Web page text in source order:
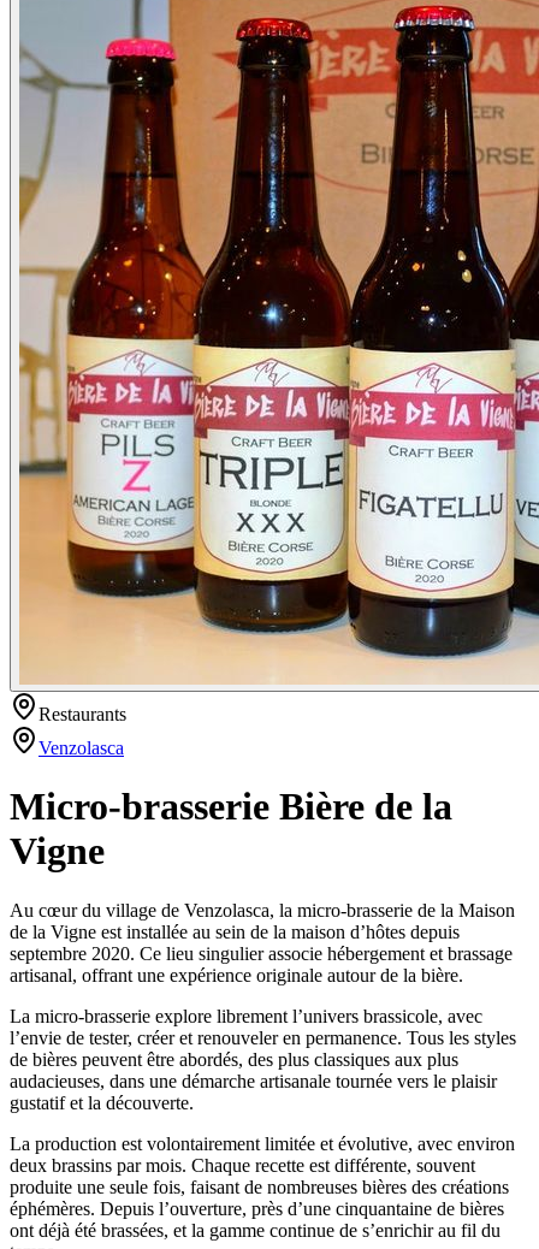
Restaurants
Venzolasca
Micro-brasserie Bière de la
Vigne
Au cœur du village de Venzolasca, la micro-brasserie de la Maison
de la Vigne est installée au sein de la maison d’hôtes depuis
septembre 2020. Ce lieu singulier associe hébergement et brassage
artisanal, offrant une expérience originale autour de la bière.
La micro-brasserie explore librement l’univers brassicole, avec
l’envie de tester, créer et renouveler en permanence. Tous les styles
de bières peuvent être abordés, des plus classiques aux plus
audacieuses, dans une démarche artisanale tournée vers le plaisir
gustatif et la découverte.
La production est volontairement limitée et évolutive, avec environ
deux brassins par mois. Chaque recette est différente, souvent
produite une seule fois, faisant de nombreuses bières des créations
éphémères. Depuis l’ouverture, près d’une cinquantaine de bières
ont déjà été brassées, et la gamme continue de s’enrichir au fil du